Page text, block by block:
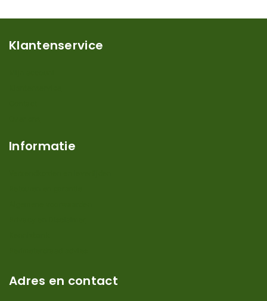
Klantenservice
Informatie
Adres en contact